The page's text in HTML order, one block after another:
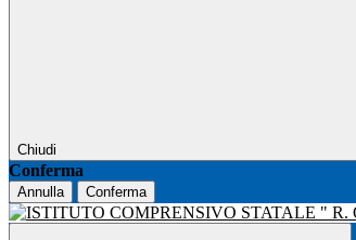
Chiudi
Conferma
Annulla Conferma